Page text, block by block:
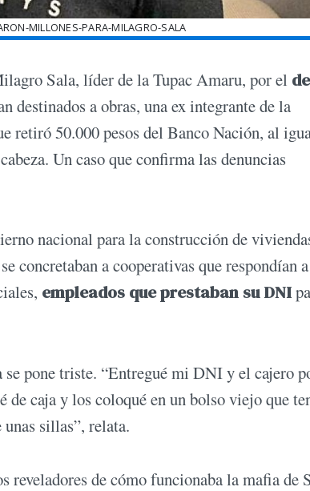
MILLONES-PARA-MILAGRO-SALA
Sala, líder de la Tupac Amaru, por el
destinados a obras, una ex integrante de la
50.000 pesos del Banco Nación, al
Un caso que confirma las denuncias
nacional para la construcción de
concretaban a cooperativas que respondían
empleados que prestaban su DNI
se pone triste. “Entregué mi DNI y el cajero
de caja y los coloqué en un bolso viejo que
sillas”, relata.
reveladores de cómo funcionaba la mafia de